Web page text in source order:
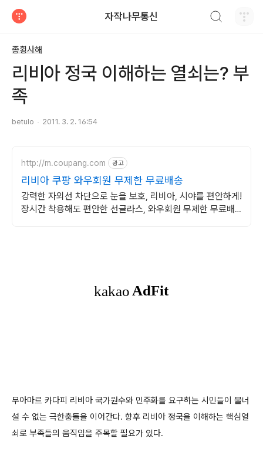
자작나무통신
종횡사해
리비아 정국 이해하는 열쇠는? 부
족
betulo 2011. 3. 2. 16:54
http://m.coupang.com 광고
리비아 쿠팡 와우회원 무제한 무료배송
강력한 자외선 차단으로 눈을 보호, 리비아, 시야를 편안하게!
장시간 착용해도 편안한 선글라스, 와우회원 무제한 무료배
무아마르 카다피 리비아 국가원수와 민주화를 요구하는 시민들이 물너
설 수 없는 극한충돌을 이어간다. 향후 리비아 정국을 이해하는 핵심열
쇠로 부족들의 움직임을 주목할 필요가 있다.